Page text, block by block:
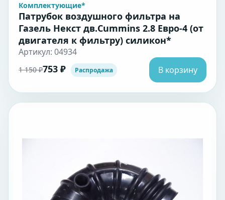
Комплектующие*
Патрубок воздушного фильтра на
Газель Некст дв.Cummins 2.8 Евро-4 (от
двигателя к фильтру) силикон*
Артикул: 04934
1 150 ₽753 ₽ Распродажа В корзину